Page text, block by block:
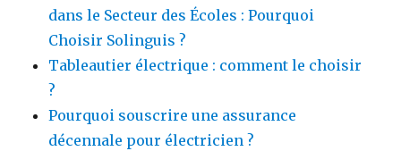
dans le Secteur des Écoles : Pourquoi
Choisir Solinguis ?
Tableautier électrique : comment le choisir
?
Pourquoi souscrire une assurance
décennale pour électricien ?